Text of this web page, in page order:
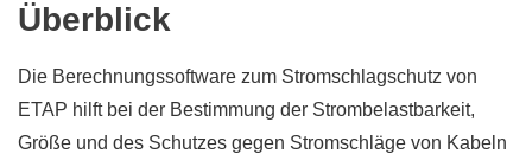
Überblick
Die Berechnungssoftware zum Stromschlagschutz von
ETAP hilft bei der Bestimmung der Strombelastbarkeit,
Größe und des Schutzes gegen Stromschläge von Kabeln